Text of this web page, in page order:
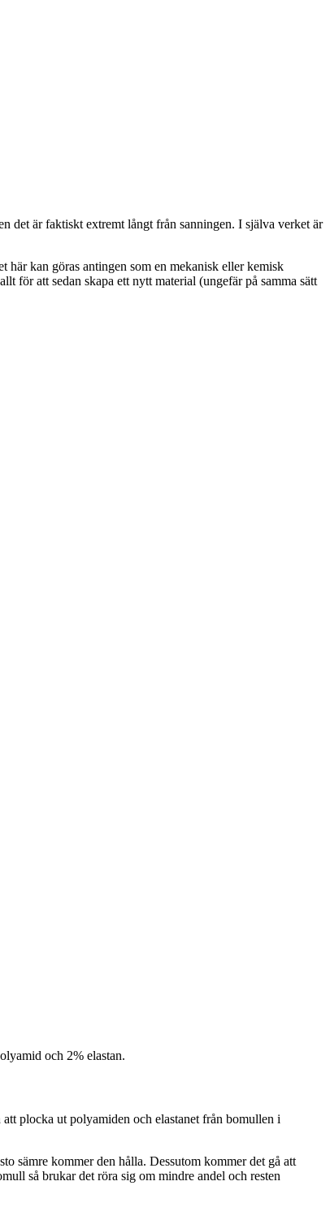
det är faktiskt extremt långt från sanningen. I själva verket är
kan göras antingen som en mekanisk eller kemisk
för att sedan skapa ett nytt material (ungefär på samma sätt
och 2% elastan.
plocka ut polyamiden och elastanet från bomullen i
sämre kommer den hålla. Dessutom kommer det gå att
så brukar det röra sig om mindre andel och resten